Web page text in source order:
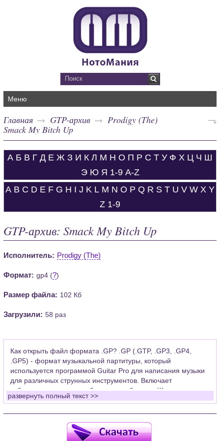
Меню
Главная GTP-архив
Prodigy (The)
Smack My Bitch Up
А Б В Г Д Е Ж З И К Л М Н О П Р С Т У Ф Х Ц Ч Ш
Э Ю Я 1-9 A-Z
A B C D E F G H I J K L M N O P Q R S T U V W X Y
Z 1-9
GTP-архив: Smack My Bitch Up
Исполнитель: Prodigy (The)
Формат: gp4 (?)
Размер файла: 102 Кб
Загрузили: 58 раз
Как открыть файл формата .GP? .GP (.GTP, .GP3, .GP4,
.GP5) - формат музыкальной партитуры, который
используется программой Guitar Pro для написания музыки
для различных струнных инструментов. Включает
табулатуры для гитары, бас-гитары, банджо. Широко
применяется для создания партитур, которые затем
Для открытия нот этого формата Вам необходимо
установить у себя на рабочем компьютере программу Guitar
развернуть полный текст >>